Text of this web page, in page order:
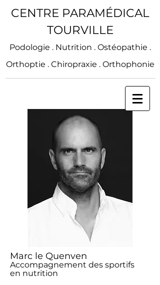
CENTRE PARAMÉDICAL
TOURVILLE
Podologie . Nutrition . Ostéopathie .
Orthoptie . Chiropraxie . Orthophonie
Marc le Quenven
Accompagnement des sportifs
en nutrition